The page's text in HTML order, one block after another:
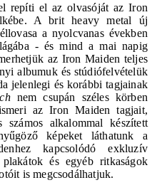
repíti el az olvasóját azIron
A brit heavy metal új
a nyolcvanas években
- és mind a mai napig
az Iron Maiden teljes
albumuk és stúdiófelvételük
jelenlegi és korábbi tagjainak
nem csupán széles körben
azIron Maiden tagjait,
alkalommal készített
képeket láthatunk a
kapcsolódó exkluzív
és egyéb ritkaságok
is megcsodálhatjuk.